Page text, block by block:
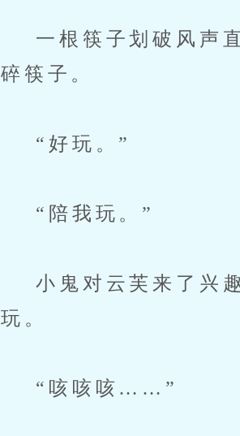
一根筷子划破风声直
碎筷子。
“好玩。”
“陪我玩。”
小鬼对云芙来了兴趣
玩。
“咳咳咳……”